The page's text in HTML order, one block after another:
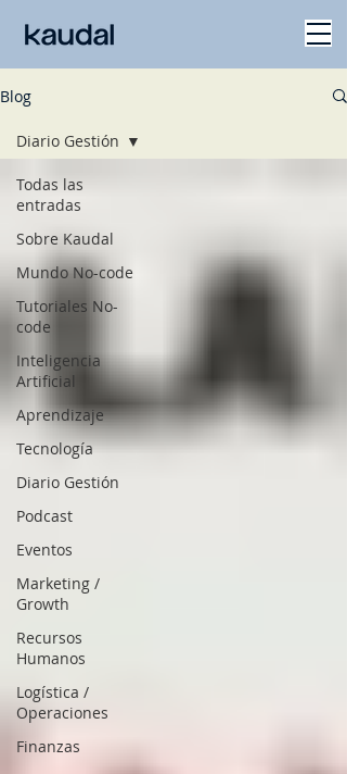
Blog
Todas las
entradas
Sobre Kaudal
Mundo No-code
Tutoriales No-
code
Inteligencia
Artificial
Aprendizaje
Tecnología
Diario Gestión
Podcast
Eventos
Marketing /
Growth
Recursos
Humanos
Logística /
Operaciones
Finanzas
Diario Gestión